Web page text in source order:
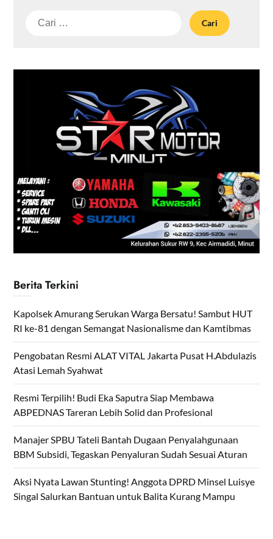
Cari
Berita Terkini
Kapolsek Amurang Serukan Warga Bersatu! Sambut HUT
RI ke-81 dengan Semangat Nasionalisme dan Kamtibmas
Pengobatan Resmi ALAT VITAL Jakarta Pusat H.Abdulazis
Atasi Lemah Syahwat
Resmi Terpilih! Budi Eka Saputra Siap Membawa
ABPEDNAS Tareran Lebih Solid dan Profesional
Manajer SPBU Tateli Bantah Dugaan Penyalahgunaan
BBM Subsidi, Tegaskan Penyaluran Sudah Sesuai Aturan
Aksi Nyata Lawan Stunting! Anggota DPRD Minsel Luisye
Singal Salurkan Bantuan untuk Balita Kurang Mampu